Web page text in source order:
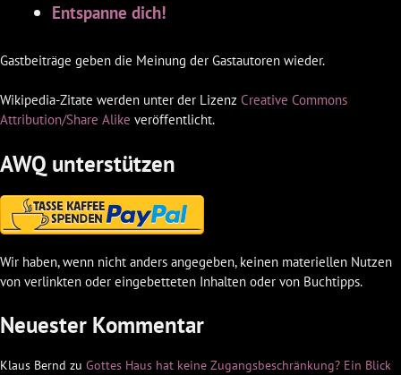
Entspanne dich!
Gastbeiträge geben die Meinung der Gastautoren wieder.
Wikipedia-Zitate werden unter der Lizenz Creative Commons
Attribution/Share Alike veröffentlicht.
AWQ unterstützen
Wir haben, wenn nicht anders angegeben, keinen materiellen Nutzen
von verlinkten oder eingebetteten Inhalten oder von Buchtipps.
Neuester Kommentar
Klaus Bernd zu Gottes Haus hat keine Zugangsbeschränkung? Ein Blick